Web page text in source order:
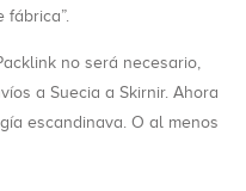
fábrica”.
no será necesario,
a Suecia a Skirnir. Ahora
escandinava. O al menos